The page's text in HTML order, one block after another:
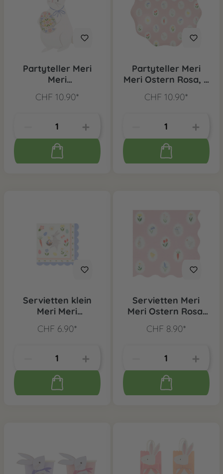
Partyteller Meri
Meri
Stk.
CHF 10.90*
Partyteller Meri
Meri Ostern Rosa, 8
CHF 10.90*
Servietten klein
Meri Meri
CHF 6.90*
Servietten Meri
Meri Ostern Rosa,
CHF 8.90*